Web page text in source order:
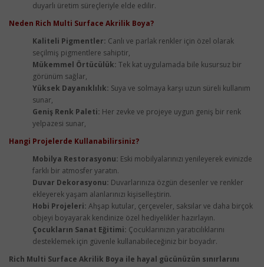
duyarlı üretim süreçleriyle elde edilir.
Neden Rich Multi Surface Akrilik Boya?
Kaliteli Pigmentler: Canlı ve parlak renkler için özel olarak
seçilmiş pigmentlere sahiptir,
Mükemmel Örtücülük: Tek kat uygulamada bile kusursuz bir
görünüm sağlar,
Yüksek Dayanıklılık: Suya ve solmaya karşı uzun süreli kullanım
sunar,
Geniş Renk Paleti: Her zevke ve projeye uygun geniş bir renk
yelpazesi sunar,
Hangi Projelerde Kullanabilirsiniz?
Mobilya Restorasyonu: Eski mobilyalarınızı yenileyerek evinizde
farklı bir atmosfer yaratın.
Duvar Dekorasyonu: Duvarlarınıza özgün desenler ve renkler
ekleyerek yaşam alanlarınızı kişiselleştirin.
Hobi Projeleri: Ahşap kutular, çerçeveler, saksılar ve daha birçok
objeyi boyayarak kendinize özel hediyelikler hazırlayın.
Çocukların Sanat Eğitimi: Çocuklarınızın yaratıcılıklarını
desteklemek için güvenle kullanabileceğiniz bir boyadır.
Rich Multi Surface Akrilik Boya ile hayal gücünüzün sınırlarını